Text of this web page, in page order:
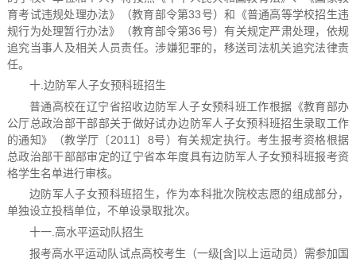
育考试违规处理办法》（教育部令第33号）和《普通高等学校招生违
规行为处理暂行办法》（教育部令第36号）有关规定严肃处理，依规
追究当事人及相关人员责任。涉嫌犯罪的，移送司法机关追究法律责
任。
十.边防军人子女预科班招生
普通高校在辽宁省招收边防军人子女预科班工作根据《教育部办
公厅总政治部干部部关于做好试办边防军人子女预科班招生录取工作
的通知》（教学厅〔2011〕8号）有关规定执行。考生报考资格根据
总政治部干部部审定的辽宁省本年度具有边防军人子女预科班报考资
格学生名单进行审核。
边防军人子女预科班招生，作为本科批次院校志愿的组成部分，
单独设立投档单位，不单设录取批次。
十一.高水平运动队招生
报考高水平运动队试点高校考生（一级[含]以上运动员）需参加国